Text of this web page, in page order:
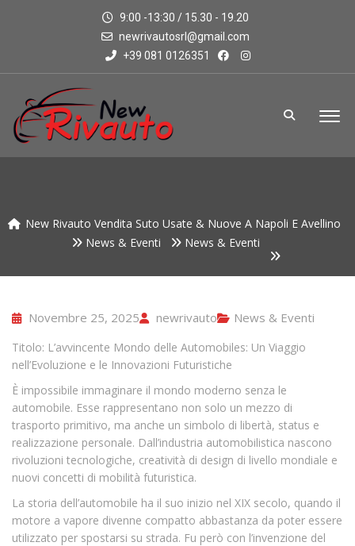
9:00 -13:30 / 15.30 - 19.20
newrivautosrl@gmail.com
+39 081 0126351
New Rivauto Vendita Suto Usate & Nuove A Napoli E Avellino
News & Eventi
News & Eventi
Novembre 25, 2025 newrivauto News & Eventi
Titolo: L’avvincente Mondo delle Automobiles: Un Viaggio
nell’Evoluzione e le Innovazioni Futuristiche
È impossibile immaginare il mondo moderno senza le
automobile. Esse rappresentano non solo un mezzo di
trasporto primitivo, ma anche un simbolo di libertà, status e
realizzazione personale. Dall’industria automobilistica nascono
rivoluzioni tecnologiche, creatività di design di livello mondiale e
nuovi concetti di mobilità futuristica.
La storia dell’automobile ha il suo inizio nel XIX secolo, quando il
motore a vapore divenne compatto abbastanza da poter essere
utilizzato per spostarsi su strada. Fu però con l’invenzione del